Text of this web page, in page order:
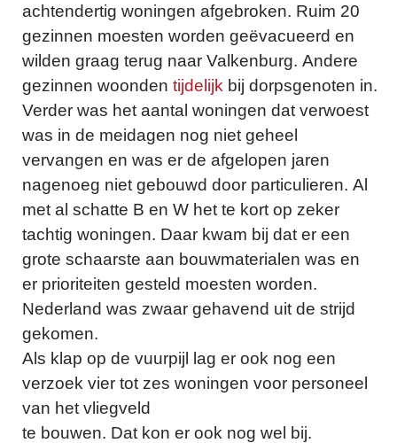
achtendertig woningen afgebroken. Ruim 20
gezinnen moesten worden geëvacueerd en
wilden graag terug naar Valkenburg. Andere
gezinnen woonden tijdelijk bij dorpsgenoten in.
Verder was het aantal woningen dat verwoest
was in de meidagen nog niet geheel
vervangen en was er de afgelopen jaren
nagenoeg niet gebouwd door particulieren. Al
met al schatte B en W het te kort op zeker
tachtig woningen. Daar kwam bij dat er een
grote schaarste aan bouwmaterialen was en
er prioriteiten gesteld moesten worden.
Nederland was zwaar gehavend uit de strijd
gekomen.
Als klap op de vuurpijl lag er ook nog een
verzoek vier tot zes woningen voor personeel
van het vliegveld
te bouwen. Dat kon er ook nog wel bij.